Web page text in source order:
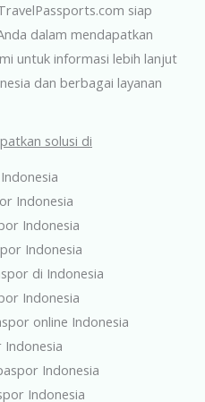
siap
dalam mendapatkan
untuk informasi lebih lanjut
dan berbagai layanan
solusi di
Indonesia
Indonesia
Indonesia
di Indonesia
Indonesia
online Indonesia
Indonesia
Indonesia